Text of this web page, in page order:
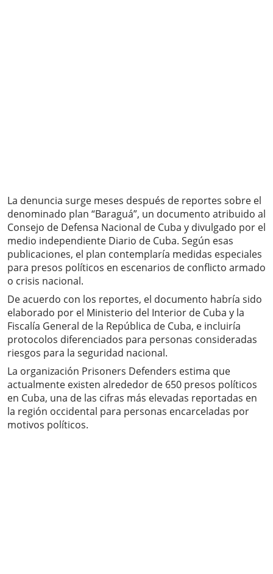
La denuncia surge meses después de reportes sobre el
denominado plan “Baraguá”, un documento atribuido al
Consejo de Defensa Nacional de Cuba y divulgado por el
medio independiente Diario de Cuba. Según esas
publicaciones, el plan contemplaría medidas especiales
para presos políticos en escenarios de conflicto armado
o crisis nacional.
De acuerdo con los reportes, el documento habría sido
elaborado por el Ministerio del Interior de Cuba y la
Fiscalía General de la República de Cuba, e incluiría
protocolos diferenciados para personas consideradas
riesgos para la seguridad nacional.
La organización Prisoners Defenders estima que
actualmente existen alrededor de 650 presos políticos
en Cuba, una de las cifras más elevadas reportadas en
la región occidental para personas encarceladas por
motivos políticos.